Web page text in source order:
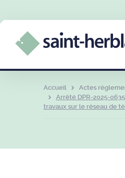
Accueil
Actes
Arrêté DPR-2025-
travaux sur le réseau de